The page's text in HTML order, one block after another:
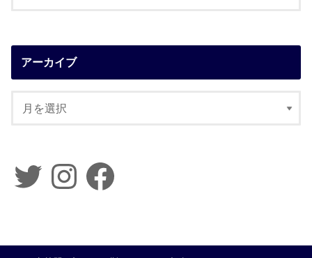
アーカイブ
Twitter InstagramFacebook